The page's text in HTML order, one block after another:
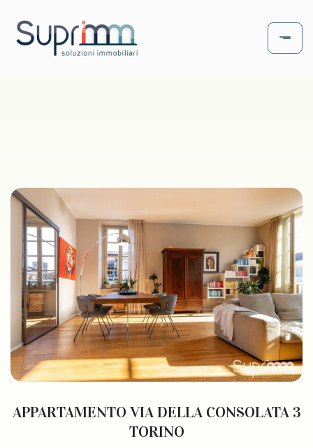
APPARTAMENTO VIA DELLA CONSOLATA 3
TORINO